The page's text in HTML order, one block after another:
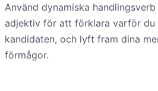
Använd dynamiska
adjektiv för att förklara varför du
kandidaten, och lyft fram dina
förmågor.